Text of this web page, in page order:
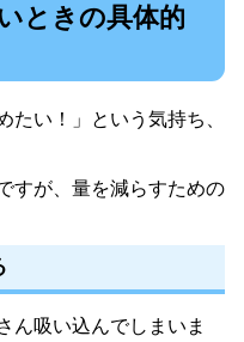
ときの具体的
たい！」という気持ち、
すが、量を減らすための
ん吸い込んでしまいま